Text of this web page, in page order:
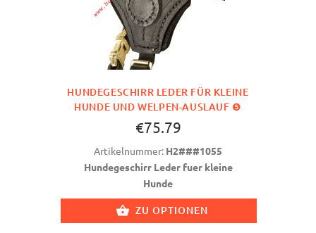
HUNDEGESCHIRR LEDER FÜR KLEINE
HUNDE UND WELPEN-AUSLAUF ❺
€75.79
Artikelnummer: H2###1055
Hundegeschirr Leder fuer kleine
Hunde
ZU OPTIONEN